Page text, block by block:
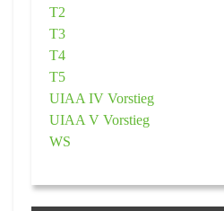
T2
T3
T4
T5
UIAA IV Vorstieg
UIAA V Vorstieg
WS